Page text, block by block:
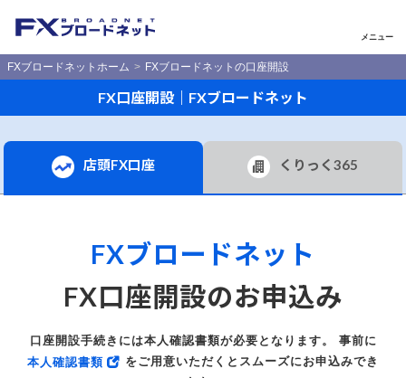
メニュー
FXブロードネットホーム FXブロードネットの口座開設
FX口座開設｜FXブロードネット
店頭FX口座 くりっく365
FXブロードネット
FX口座開設のお申込み
口座開設手続きには本人確認書類が必要となります。 事前に
本人確認書類
をご用意いただくとスムーズにお申込みでき